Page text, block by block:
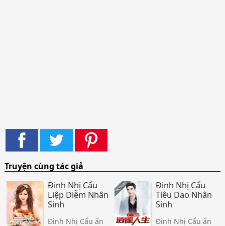
Truyện cùng tác giả
Đinh Nhị Cẩu
Liệp Diễm Nhân
Sinh
Đinh Nhị Cẩu ẩn
Đinh Nhị Cẩu
Tiêu Dao Nhân
Sinh
Đinh Nhị Cẩu ẩn